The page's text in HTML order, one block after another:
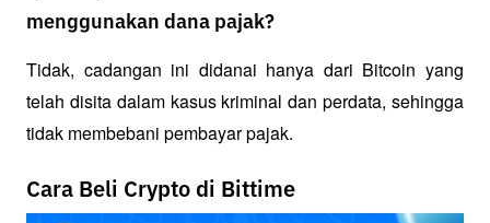
menggunakan dana pajak?
Tidak, cadangan ini didanai hanya dari Bitcoin yang
telah disita dalam kasus kriminal dan perdata, sehingga
tidak membebani pembayar pajak.
Cara Beli Crypto di Bittime